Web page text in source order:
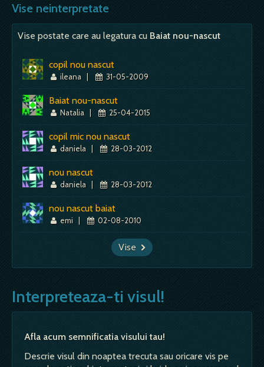
Vise neinterpretate
Vise postate care au legatura cu Baiat nou-nascut
copil nou nascut
ileana | 31-05-2009
Baiat nou-nascut
Natalia | 25-04-2015
copil mic nou nascut
daniela | 28-03-2012
nou nascut
daniela | 28-03-2012
nou nascut baiat
emi | 02-08-2010
Vise
Interpreteaza-ti visul!
Afla acum semnificatia visului tau!
Descrie visul din noaptea trecuta sau oricare vis pe